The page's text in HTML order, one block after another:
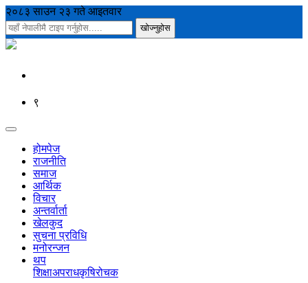
२०८३ साउन २३ गते आइतवार
९
होमपेज
राजनीति
समाज
आर्थिक
विचार
अन्तर्वार्ता
खेलकुद
सुचना प्रविधि
मनोरन्जन
थप
शिक्षाअपराधकृषिरोचक